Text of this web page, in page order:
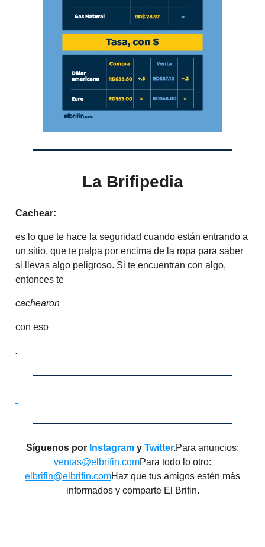
La Brifipedia
Cachear:
es lo que te hace la seguridad cuando están entrando a
un sitio, que te palpa por encima de la ropa para saber
si llevas algo peligroso. Si te encuentran con algo,
entonces te
cachearon
con eso
.
Síguenos por Instagram y Twitter.Para anuncios:
ventas@elbrifin.comPara todo lo otro:
elbrifin@elbrifin.comHaz que tus amigos estén más
informados y comparte El Brifin.